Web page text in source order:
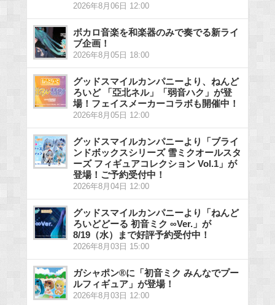
2026年8月06日 12:00
ボカロ音楽を和楽器のみで奏でる新ライ
ブ企画！
2026年8月05日 18:00
グッドスマイルカンパニーより、ねんど
ろいど 「亞北ネル」「弱音ハク」が登
場！フェイスメーカーコラボも開催中！
2026年8月05日 12:00
グッドスマイルカンパニーより「ブライ
ンドボックスシリーズ 雪ミクオールスタ
ーズ フィギュアコレクション Vol.1」が
登場！ご予約受付中！
2026年8月04日 12:00
グッドスマイルカンパニーより「ねんど
ろいどどーる 初音ミク ∞Ver.」が
8/19（水）まで好評予約受付中！
2026年8月03日 15:00
ガシャポン®に「初音ミク みんなでプー
ルフィギュア」が登場！
2026年8月03日 12:00